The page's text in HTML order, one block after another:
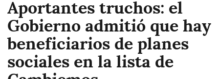
Aportantes truchos: el
Gobierno admitió que hay
beneficiarios de planes
sociales en la lista de